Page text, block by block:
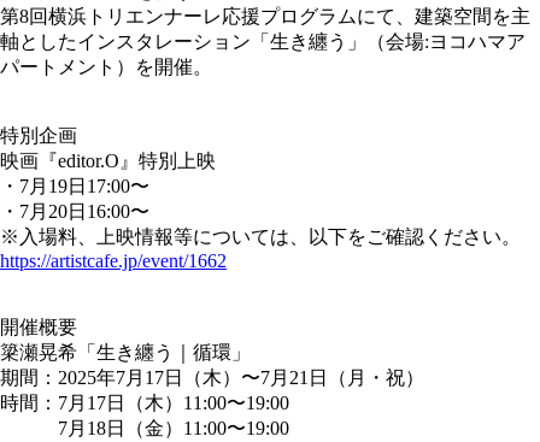
第8回横浜トリエンナーレ応援プログラムにて、建築空間を主
軸としたインスタレーション「生き纏う」（会場:ヨコハマア
パートメント）を開催。
特別企画
映画『editor.O』特別上映
・7月19日17:00〜
・7月20日16:00〜
※入場料、上映情報等については、以下をご確認ください。
https://artistcafe.jp/event/1662
開催概要
簗瀬晃希「生き纏う｜循環」
期間：2025年7月17日（木）〜7月21日（月・祝）
時間：7月17日（木）11:00〜19:00
7月18日（金）11:00〜19:00